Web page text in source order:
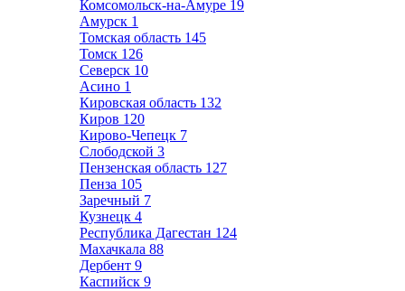
Комсомольск-на-Амуре 19
Амурск 1
Томская область 145
Томск 126
Северск 10
Асино 1
Кировская область 132
Киров 120
Кирово-Чепецк 7
Слободской 3
Пензенская область 127
Пенза 105
Заречный 7
Кузнецк 4
Республика Дагестан 124
Махачкала 88
Дербент 9
Каспийск 9